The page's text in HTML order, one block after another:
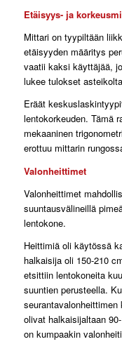
Etäisyys- ja
Mittari on tyypiltään
etäisyyden määritys
vaatii kaksi käyttäjää,
lukee tulokset
Eräät
lentokorkeuden. Tämä
mekaaninen
erottuu mittarin
Valonheittimet
Valonheittimet
suuntausvälineillä
lentokone.
Heittimiä oli käytössä
halkaisija oli 150-210
etsittiin lentokoneita
suuntien perusteella.
olivat halkaisijaltaan
on kumpaakin